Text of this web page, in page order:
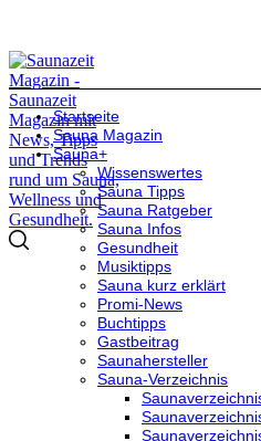
Startseite
Sauna Magazin
Sauna+
Wissenswertes
Sauna Tipps
Sauna Ratgeber
Sauna Infos
Gesundheit
Musiktipps
Sauna kurz erklärt
Promi-News
Buchtipps
Gastbeitrag
Saunahersteller
Sauna-Verzeichnis